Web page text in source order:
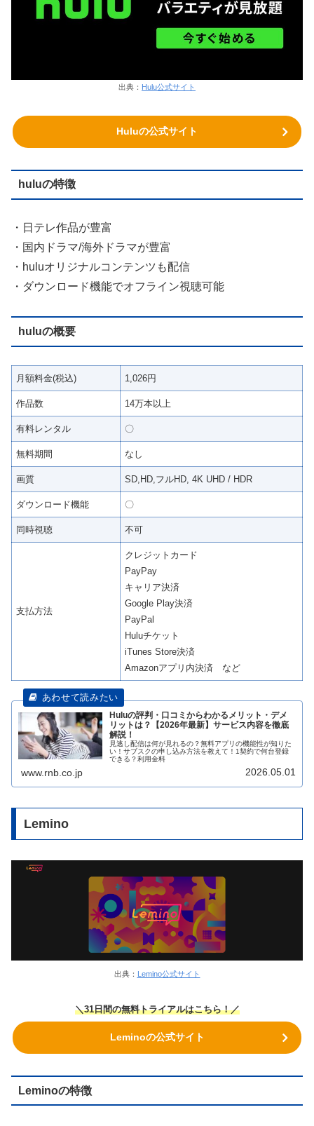
出典： Hulu公式サイト
Huluの公式サイト
huluの特徴
・日テレ作品が豊富
・国内ドラマ/海外ドラマが豊富
・huluオリジナルコンテンツも配信
・ダウンロード機能でオフライン視聴可能
huluの概要
月額料金(税込) 1,026円
作品数 14万本以上
有料レンタル 〇
無料期間 なし
画質 SD,HD,フルHD, 4K UHD / HDR
ダウンロード機能 〇
同時視聴 不可
支払方法
クレジットカード
PayPay
キャリア決済
Google Play決済
PayPal
Huluチケット
iTunes Store決済
Amazonアプリ内決済 など
Huluの評判・口コミからわかるメリット・デメ
リットは？【2026年最新】サービス内容を徹底
解説！
見逃し配信は何が見れるの？無料アプリの機能性が知りた
い！サブスクの申し込み方法を教えて！1契約で何台登録
できる？利用金料
www.rnb.co.jp 2026.05.01
Lemino
出典： Lemino公式サイト
＼31日間の無料トライアルはこちら！／
Leminoの公式サイト
Leminoの特徴